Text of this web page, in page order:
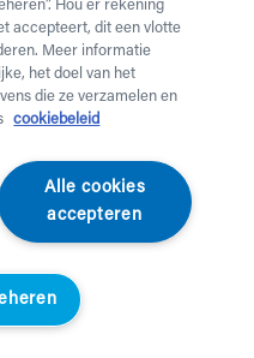
bouwset
Hou er rekening
accepteert, dit een vlotte
Meer informatie
het doel van het
die ze verzamelen en
cookiebeleid
Alle cookies
accepteren